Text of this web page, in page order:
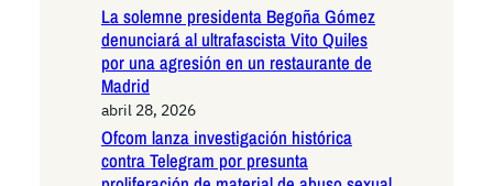
La solemne presidenta Begoña Gómez
denunciará al ultrafascista Vito Quiles
por una agresión en un restaurante de
Madrid
abril 28, 2026
Ofcom lanza investigación histórica
contra Telegram por presunta